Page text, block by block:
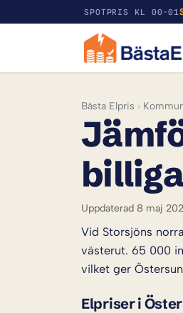
SPOTPRIS KL 00-01
Bästa Elpris ›
Uppdaterad 8 maj
Vid Storsjöns
västerut. 65 000
vilket ger
Elpriser i